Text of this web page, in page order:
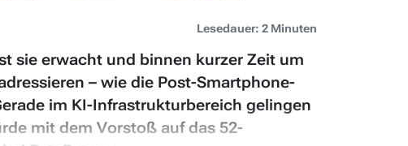
Lesedauer: 2 Minuten
sie erwacht und binnen kurzer Zeit um
– wie die Post-Smartphone-
im KI-Infrastrukturbereich gelingen
mit dem Vorstoß auf das 52-